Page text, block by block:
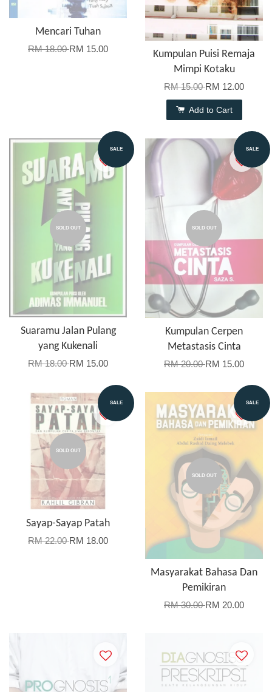
Mencari Tuhan
RM 18.00RM 15.00
Kumpulan Puisi Remaja
Mimpi Kotaku
RM 15.00RM 12.00
Add to Cart
SALE
SOLD OUT
Suaramu Jalan Pulang
yang Kukenali
RM 18.00RM 15.00
SALE
SOLD OUT
Kumpulan Cerpen
Metastasis Cinta
RM 20.00RM 15.00
SALE
SOLD OUT
Sayap-Sayap Patah
RM 22.00RM 18.00
SALE
SOLD OUT
Masyarakat Bahasa Dan
Pemikiran
RM 30.00RM 20.00